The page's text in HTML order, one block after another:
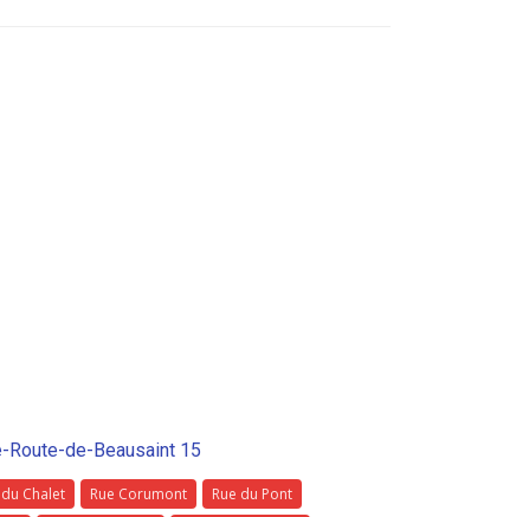
Route-de-Beausaint 15
du Chalet Rue Corumont
Rue du Pont